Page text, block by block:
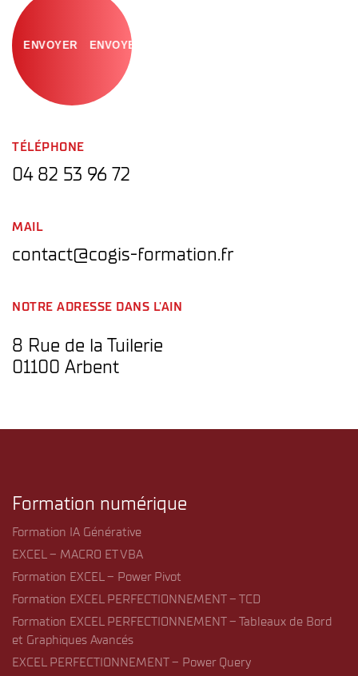
ENVOYER
TÉLÉPHONE
04 82 53 96 72
MAIL
contact@cogis-formation.fr
NOTRE ADRESSE DANS L'AIN
8 Rue de la Tuilerie
01100 Arbent
Formation numérique
Formation IA Générative
EXCEL – MACRO ET VBA
Formation EXCEL – Power Pivot
Formation EXCEL PERFECTIONNEMENT – TCD
Formation EXCEL PERFECTIONNEMENT – Tableaux de Bord
et Graphiques Avancés
EXCEL PERFECTIONNEMENT – Power Query